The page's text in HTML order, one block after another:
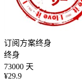
订阅方案终身
终身
73000 天
¥29.9